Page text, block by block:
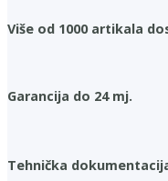
Više od 1000 artikala
Garancija do 24 mj.
Tehnička